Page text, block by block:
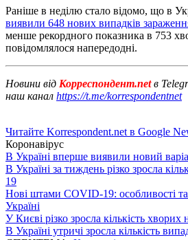
Раніше в неділю стало відомо, що в
виявили 648 нових випадків
менше рекордного показника в 753
повідомлялося напередодні.
Новини від Корреспондент.netв
наш канал https://t.me/korrespondentnet
Читайте Korrespondent.net в Google
Коронавірус
В Україні вперше виявили новий
В Україні за тиждень різко зросла
19
Нові штами COVID-19: особливості та
Україні
У Києві різко зросла кількість хворих
В Україні утричі зросла кількість